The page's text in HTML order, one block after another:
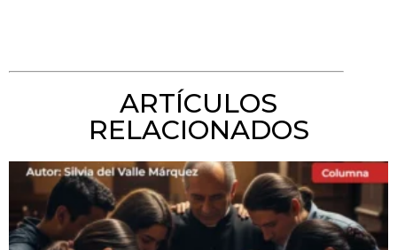
ARTÍCULOS
RELACIONADOS